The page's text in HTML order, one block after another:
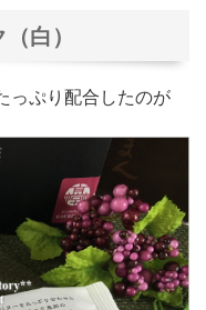
白）
っぷり配合したのが